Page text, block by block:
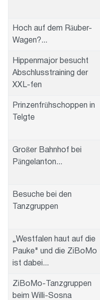
Hoch auf dem Räuber-
Wagen?...
Hippenmajor besucht
Abschlusstraining der
XXL-fen
Prinzenfrühschoppen in
Telgte
Großer Bahnhof bei
Pängelanton...
Besuche bei den
Tanzgruppen
„Westfalen haut auf die
Pauke" und die ZiBoMo
ist dabei...
ZiBoMo-Tanzgruppen
beim Willi-Sosna